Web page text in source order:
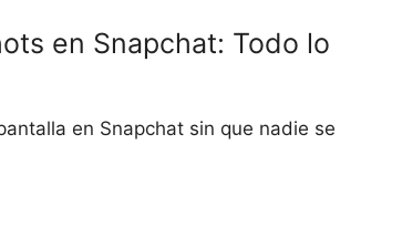
en Snapchat: Todo lo
en Snapchat sin que nadie se